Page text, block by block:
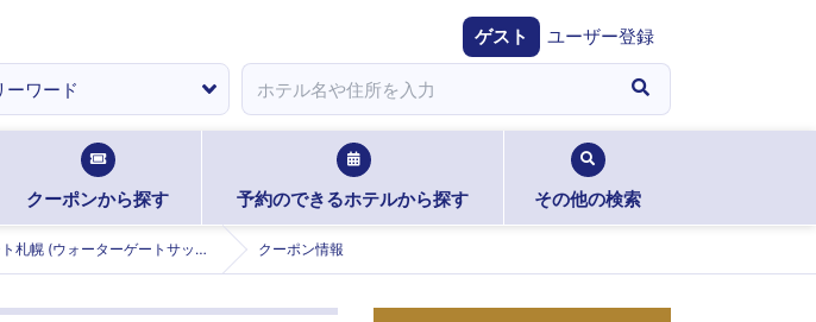
ゲスト ユーザー登録
クーポンから探す 予約のできるホテルから探す その他の検索
ウォーターゲート札幌 (ウォーターゲートサッポロ) クーポン情報